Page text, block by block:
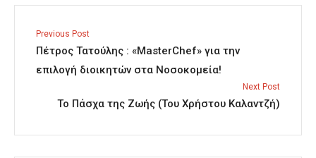
Previous Post
Πέτρος Τατούλης : «MasterChef» για την
επιλογή διοικητών στα Νοσοκομεία!
Next Post
Το Πάσχα της Ζωής (Του Χρήστου Καλαντζή)